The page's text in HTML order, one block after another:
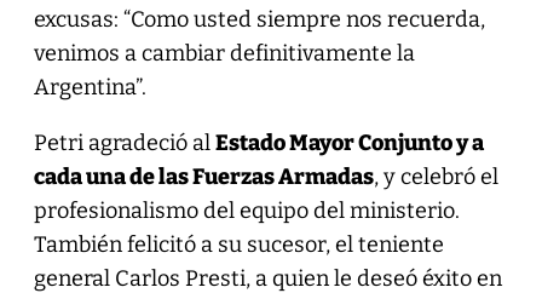
excusas: “Como usted siempre nos recuerda,
venimos a cambiar definitivamente la
Argentina”.
Petri agradeció alEstado Mayor Conjunto y a
cada una de las Fuerzas Armadas, y celebró el
profesionalismo del equipo del ministerio.
También felicitó a su sucesor, el teniente
general Carlos Presti, a quien le deseó éxito en